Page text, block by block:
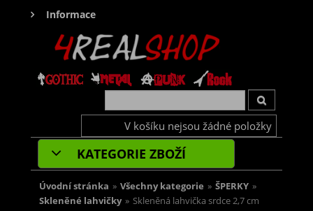
Informace
V košíku nejsou žádné položky
KATEGORIE ZBOŽÍ
Úvodní stránka » Všechny kategorie » ŠPERKY »
Skleněné lahvičky » Skleněná lahvička srdce 2,7 cm